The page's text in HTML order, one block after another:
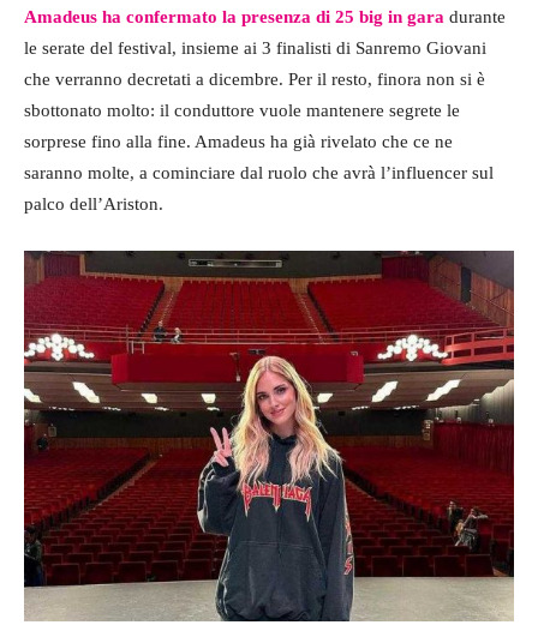
Amadeus ha confermato la presenza di 25 big in gara durante
le serate del festival, insieme ai 3 finalisti di Sanremo Giovani
che verranno decretati a dicembre. Per il resto, finora non si è
sbottonato molto: il conduttore vuole mantenere segrete le
sorprese fino alla fine. Amadeus ha già rivelato che ce ne
saranno molte, a cominciare dal ruolo che avrà l’influencer sul
palco dell’Ariston.